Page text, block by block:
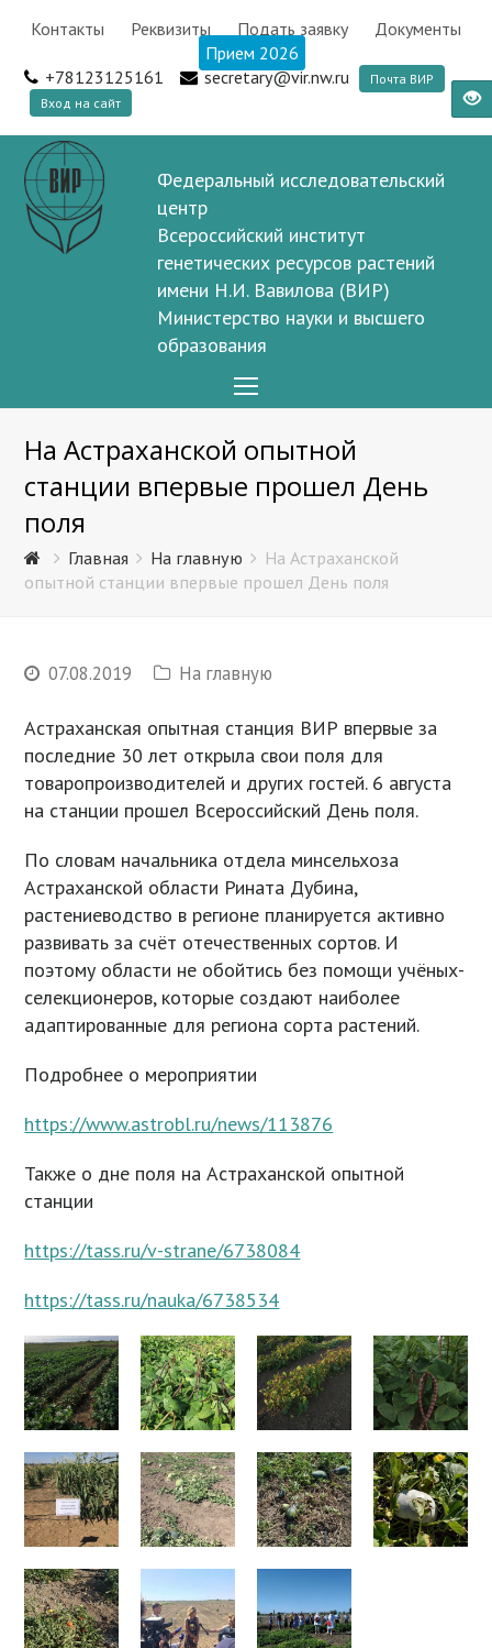
Контакты Реквизиты Подать заявку
Документы
Прием 2026
+78123125161
secretary@vir.nw.ru
Почта ВИР
Вход на сайт
Федеральный исследовательский
центр
Всероссийский институт
генетических ресурсов растений
имени Н.И. Вавилова (ВИР)
Министерство науки и высшего
образования
Menu
На Астраханской опытной
станции впервые прошел День
поля
Главная На главную
На Астраханской
опытной станции впервые прошел День поля
07.08.2019 На главную
Астраханская опытная станция ВИР впервые за
последние 30 лет открыла свои поля для
товаропроизводителей и других гостей. 6 августа
на станции прошел Всероссийский День поля.
По словам начальника отдела минсельхоза
Астраханской области Рината Дубина,
растениеводство в регионе планируется активно
развивать за счёт отечественных сортов. И
поэтому области не обойтись без помощи учёных-
селекционеров, которые создают наиболее
адаптированные для региона сорта растений.
Подробнее о мероприятии
https://www.astrobl.ru/news/113876
Также о дне поля на Астраханской опытной
станции
https://tass.ru/v-strane/6738084
https://tass.ru/nauka/6738534